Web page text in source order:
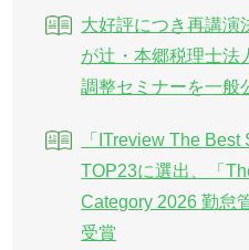
大好評につき再講演
が辻・本郷税理士法
調整セミナーを一般
「ITreview The Best
TOP23に選出、「
Category 2026 勤怠
受賞